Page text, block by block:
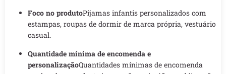
Foco no produtoPijamas infantis personalizados com
estampas, roupas de dormir de marca própria, vestuário
casual.
Quantidade mínima de encomenda e
personalizaçãoQuantidades mínimas de encomenda